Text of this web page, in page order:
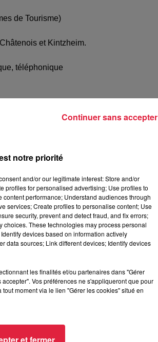
de Tourisme)
et Kintzheim.
téléphonique
des plus.
fériés seront travaillés
(FR, EN, DE)
notre priorité
and/or our legitimate interest: Store and/or
profiles for personalised advertising; Use profiles to
performance; Understand audiences through
services; Create profiles to personalise content; Use
security, prevent and detect fraud, and fix errors;
These technologies may process personal
devices based on information actively
data sources; Link different devices; Identify devices
les finalités et/ou partenaires dans "Gérer
Vos préférences ne s'appliqueront que pour
moment via le lien "Gérer les cookies" situé en
et fermer
Continuer sans accepter